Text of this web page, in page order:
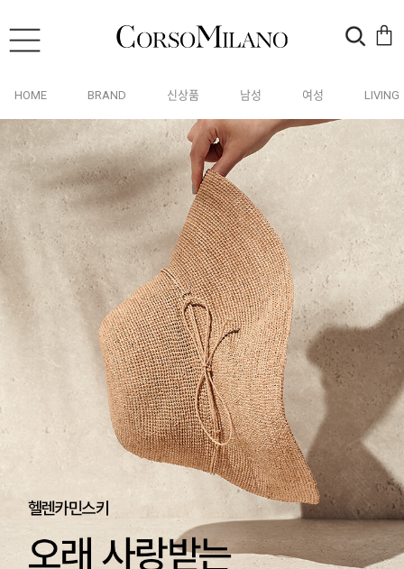
HOME BRAND 신상품 남성 여성 LIVING